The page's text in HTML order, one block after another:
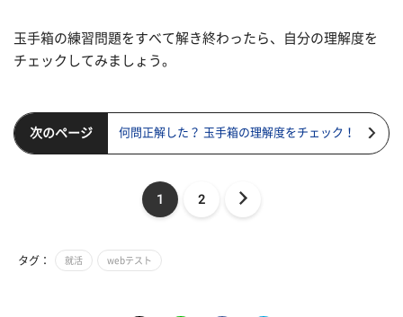
玉手箱の練習問題をすべて解き終わったら、自分の理解度を
チェックしてみましょう。
次のページ 何問正解した？ 玉手箱の理解度をチェック！
1 2
タグ： 就活 webテスト